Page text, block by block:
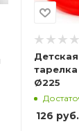
Ø225
126 руб.